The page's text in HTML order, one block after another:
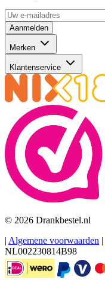
Aanmelden
Merken
Klantenservice
© 2026 Drankbestel.nl
| Algemene voorwaarden |
NL002230814B98